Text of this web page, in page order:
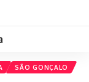
SÃO GONÇALO